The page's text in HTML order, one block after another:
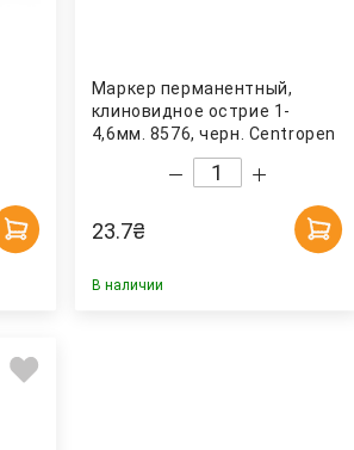
Маркер перманентный,
клиновидное острие 1-
4,6мм. 8576, черн. Centropen
23.7₴
В наличии